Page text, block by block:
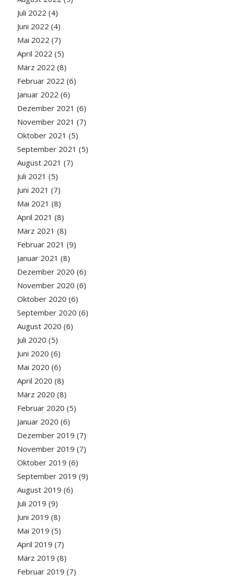
Juli 2022 (4)
Juni 2022 (4)
Mai 2022 (7)
April 2022 (5)
März 2022 (8)
Februar 2022 (6)
Januar 2022 (6)
Dezember 2021 (6)
November 2021 (7)
Oktober 2021 (5)
September 2021 (5)
August 2021 (7)
Juli 2021 (5)
Juni 2021 (7)
Mai 2021 (8)
April 2021 (8)
März 2021 (8)
Februar 2021 (9)
Januar 2021 (8)
Dezember 2020 (6)
November 2020 (6)
Oktober 2020 (6)
September 2020 (6)
August 2020 (6)
Juli 2020 (5)
Juni 2020 (6)
Mai 2020 (6)
April 2020 (8)
März 2020 (8)
Februar 2020 (5)
Januar 2020 (6)
Dezember 2019 (7)
November 2019 (7)
Oktober 2019 (6)
September 2019 (9)
August 2019 (6)
Juli 2019 (9)
Juni 2019 (8)
Mai 2019 (5)
April 2019 (7)
März 2019 (8)
Februar 2019 (7)